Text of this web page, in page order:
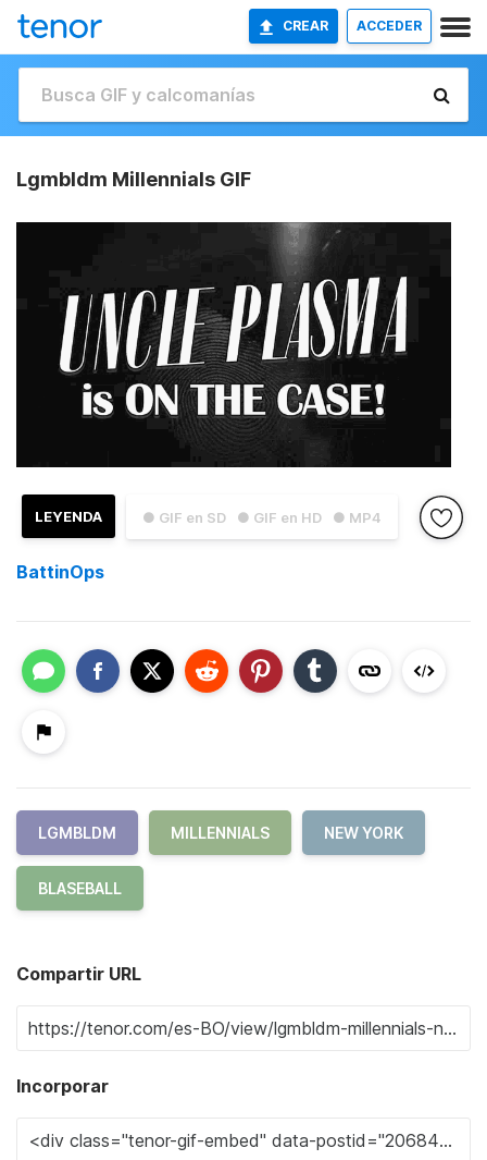
CREAR ACCEDER
Lgmbldm Millennials GIF
● GIF en SD ● GIF en HD ● MP4
LEYENDA
BattinOps
LGMBLDM MILLENNIALS NEW YORK
BLASEBALL
Compartir URL
Incorporar